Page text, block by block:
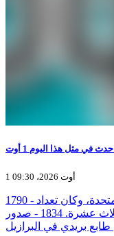
1 أوت 2026، 09:30
1790 - إجراء أول تعداد للسكان في الولايات المتحدة، وكان تعداد
السكان آنذاك 4 ملايين مواطن للولايات الثلاث عشرة. 1834 - صدور